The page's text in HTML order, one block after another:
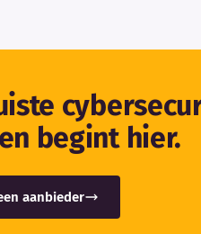
begint hier.
aanbieder